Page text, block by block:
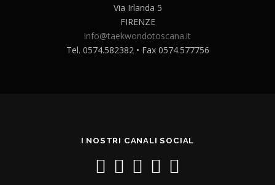
Via Irlanda 5
FIRENZE
info@taekwondotoscana.it
Tel. 0574.582382 • Fax 0574.577756
I NOSTRI CANALI SOCIAL